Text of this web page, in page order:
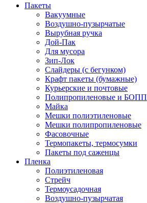
Пакеты
Вакуумные
Воздушно-пузырчатые
Вырубная ручка
Дой-Пак
Для мусора
Зип-Лок
Слайдеры (с бегунком)
Крафт пакеты (бумажные)
Курьерские и почтовые
Полипропиленовые и БОПП
Майка
Мешки полиэтиленовые
Мешки полипропиленовые
Фасовочные
Термопакеты, термосумки
Пакеты под саженцы
Пленка
Полиэтиленовая
Стрейч
Термоусадочная
Воздушно-пузырчатая